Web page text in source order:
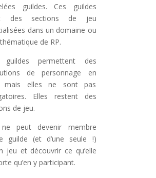
guildes. Ces guildes
des sections de jeu
dans un domaine ou
de RP.
guildes permettent des
de personnage en
mais elles ne sont pas
Elles restent des
de jeu.
peut devenir membre
guilde (et d’une seule !)
jeu et découvrir ce qu’elle
qu’en y participant.